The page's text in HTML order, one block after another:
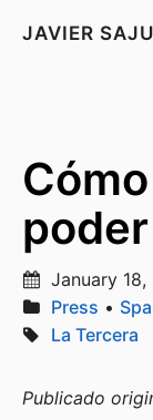
JAVIER
poder
January 18,
Press •
La Tercera
Publicado